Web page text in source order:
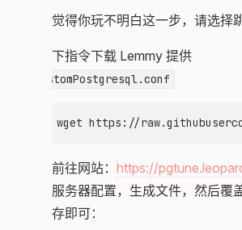
# If no explicit
        #
# discover site
# All non-GET/HEAD
        #
# Rather than
# we simply negate
如果你觉得你玩不明白这一步，请选择
使用如下指令下载 Lemmy 提供
customPostgresql.conf
接下来前往网站： https://
设备或服务器配置，生成文件，然后覆
一段保存即可：